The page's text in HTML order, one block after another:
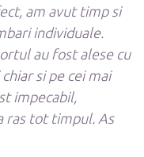
am avut timp si
individuale.
au fost alese cu
si pe cei mai
impecabil,
ras tot timpul. As